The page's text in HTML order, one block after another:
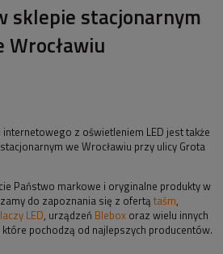
sklepie stacjonarnym
Wrocławiu
z oświetleniem LED jest także
we Wrocławiu przy ulicy Grota
Państwo markowe i oryginalne produkty w
do zapoznania się z ofertą taśm,
LED, urządzeń Blebox oraz wielu innych
pochodzą od najlepszych producentów.